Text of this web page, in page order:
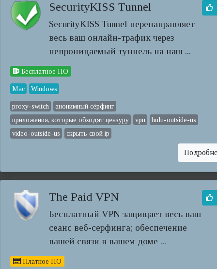
SecurityKISS Tunnel
SecurityKISS Tunnel перенаправляет
весь ваш онлайн-трафик через
непроницаемый туннель на наш ...
Бесплатное ПО
Mac Windows
proxy-switch
анонимный сёрфинг
приложения, которые обходят цензуру
vpn
hulu-outside-us
video-outside-us
скрыть свой ip
The Paid VPN
Бесплатный VPN защищает весь ваш
сеанс веб-серфинга; обеспечение
вашей связи в вашем доме ...
Платное ПО